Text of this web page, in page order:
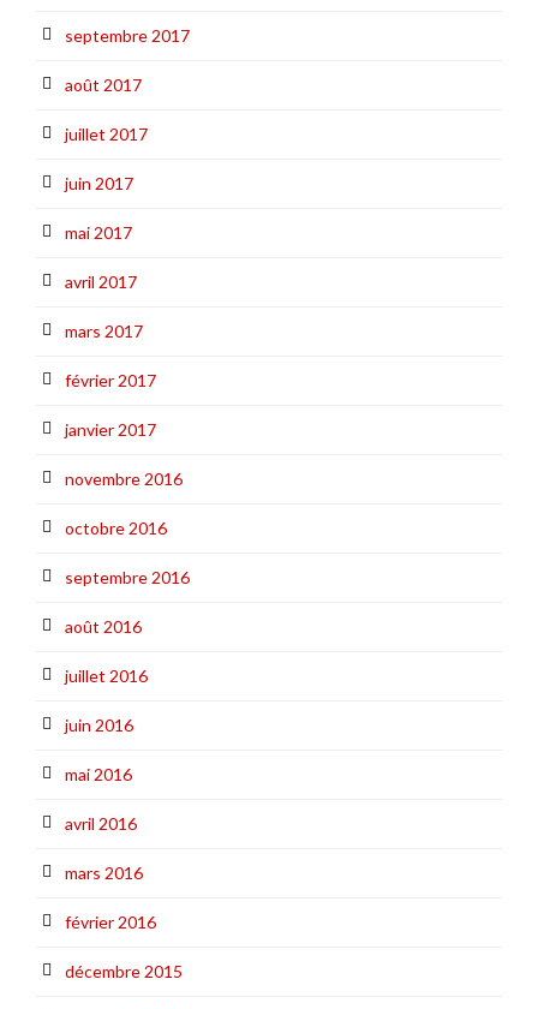
septembre 2017
août 2017
juillet 2017
juin 2017
mai 2017
avril 2017
mars 2017
février 2017
janvier 2017
novembre 2016
octobre 2016
septembre 2016
août 2016
juillet 2016
juin 2016
mai 2016
avril 2016
mars 2016
février 2016
décembre 2015